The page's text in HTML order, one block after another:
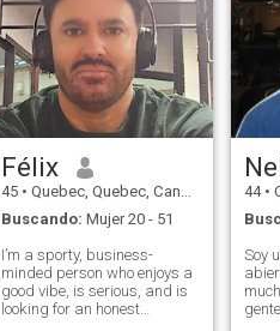
Félix
45 • Quebec, Quebec, Canadá
Buscando: Mujer 20 - 51
I’m a sporty, business-
minded person who enjoys a
good vibe, is serious, and is
looking for an honest
44 •
Soy